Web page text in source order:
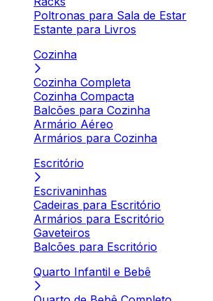
Poltronas para Sala de Estar
Estante para Livros
Cozinha
Cozinha Completa
Cozinha Compacta
Balcões para Cozinha
Armário Aéreo
Armários para Cozinha
Escritório
Escrivaninhas
Cadeiras para Escritório
Armários para Escritório
Gaveteiros
Balcões para Escritório
Quarto Infantil e Bebê